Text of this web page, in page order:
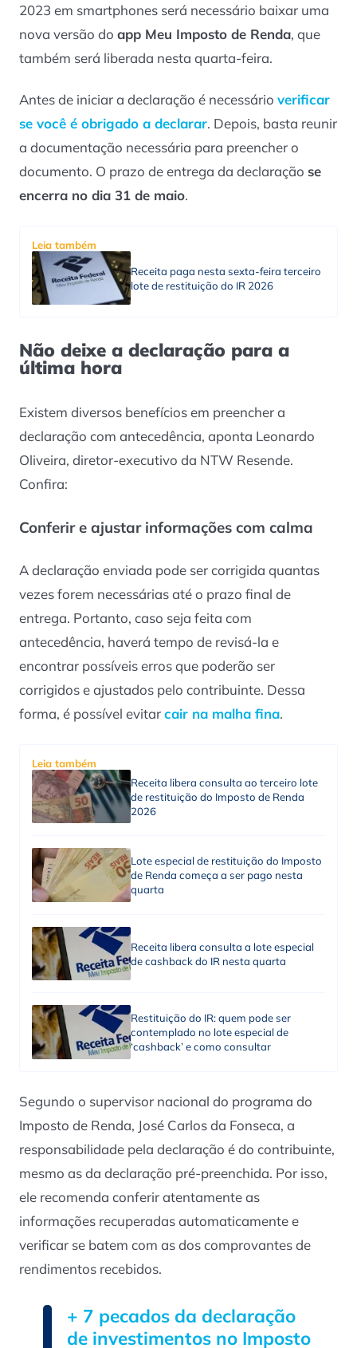
2023 em smartphones será necessário baixar uma
nova versão do app Meu Imposto de Renda, que
também será liberada nesta quarta-feira.
Antes de iniciar a declaração é necessário verificar
se você é obrigado a declarar. Depois, basta reunir
a documentação necessária para preencher o
documento. O prazo de entrega da declaração se
encerra no dia 31 de maio.
Leia também
Receita paga nesta sexta-feira terceiro
lote de restituição do IR 2026
Não deixe a declaração para a
última hora
Existem diversos benefícios em preencher a
declaração com antecedência, aponta Leonardo
Oliveira, diretor-executivo da NTW Resende.
Confira:
Conferir e ajustar informações com calma
A declaração enviada pode ser corrigida quantas
vezes forem necessárias até o prazo final de
entrega. Portanto, caso seja feita com
antecedência, haverá tempo de revisá-la e
encontrar possíveis erros que poderão ser
corrigidos e ajustados pelo contribuinte. Dessa
forma, é possível evitarcair na malha fina.
Leia também
Receita libera consulta ao terceiro lote
de restituição do Imposto de Renda
2026
Lote especial de restituição do Imposto
de Renda começa a ser pago nesta
quarta
Receita libera consulta a lote especial
de cashback do IR nesta quarta
Restituição do IR: quem pode ser
contemplado no lote especial de
‘cashback’ e como consultar
Segundo o supervisor nacional do programa do
Imposto de Renda, José Carlos da Fonseca, a
responsabilidade pela declaração é do contribuinte,
mesmo as da declaração pré-preenchida. Por isso,
ele recomenda conferir atentamente as
informações recuperadas automaticamente e
verificar se batem com as dos comprovantes de
rendimentos recebidos.
+ 7 pecados da declaração
de investimentos no Imposto